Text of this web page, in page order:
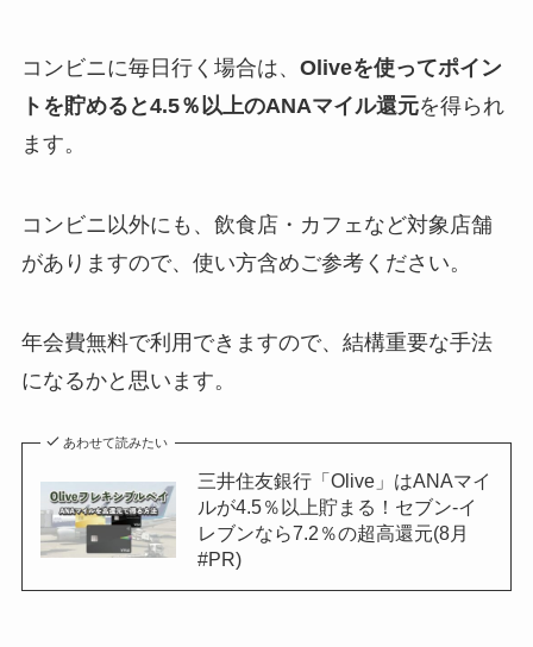
コンビニに毎日行く場合は、 Oliveを使ってポイン
トを貯めると4.5％以上のANAマイル還元を得られ
ます。
コンビニ以外にも、飲食店・カフェなど対象店舗
がありますので、使い方含めご参考ください。
年会費無料で利用できますので、結構重要な手法
になるかと思います。
あわせて読みたい
三井住友銀行「Olive」はANAマイ
ルが4.5％以上貯まる！セブン-イ
レブンなら7.2％の超高還元(8月
#PR)